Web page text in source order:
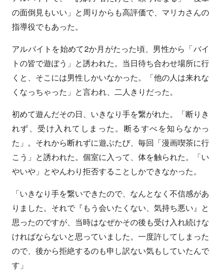
の面倒見もいい」と周りからも高評価で、マリカさんの
指導役でもあった。
アルバイトを始めて2か月がたった頃、男性から「バイ
トの皆で遊ぼう」と誘われた。当日待ち合わせ場所に行
くと、そこには男性しかいなかった。「他の人は来れな
くなっちゃった」と言われ、二人きりだった。
初めて遊んだその日、いきなり手を繋がれた。「断りき
れず、受け入れてしまった。断るすべを知らなかっ
た」。それから断れずに遊ぶたび、毎回「漫画喫茶に行
こう」と誘われた。個室に入って、体を触られた。「い
やいや」とやんわり拒否することしかできなかった。
「いきなり手を繋いできたので、なんとなく不信感があ
りました。それで『もう会いたくない、気持ち悪い』と
思ったのですが、当時はなぜかその後も受け入れ続けな
ければならないと思っていました。一度許してしまった
ので、後から拒絶するのも申し訳ない気もしていたんで
す」